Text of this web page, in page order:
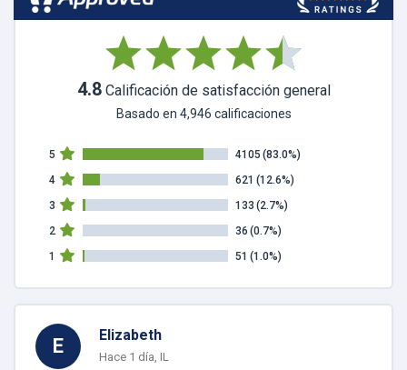
4.8Calificación de satisfacción general
Basado en 4,946 calificaciones
5 4105 (83.0%)
4
621 (12.6%)
3
133 (2.7%)
2
36 (0.7%)
1
51 (1.0%)
E Elizabeth
Hace 1 día, IL